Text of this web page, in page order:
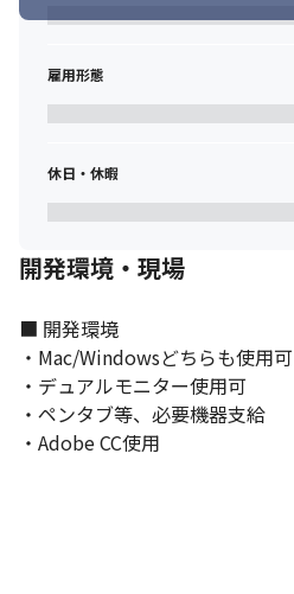
雇用形態
休日・休暇
開発環境・現場
■ 開発環境
・Mac/Windowsどちらも使用可
・デュアルモニター使用可
・ペンタブ等、必要機器支給
・Adobe CC使用